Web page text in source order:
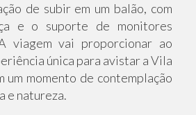
de subir em um balão, com
e o suporte de monitores
viagem vai proporcionar ao
única para avistar a Vila
um momento de contemplação
e natureza.